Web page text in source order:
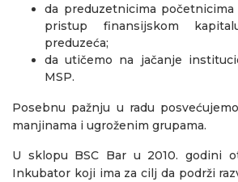
da preduzetnicima
pristup finansijskom
preduzeća;
da utičemo na jačanje
MSP.
Posebnu pažnju u radu
manjinama i ugroženim grupama.
U sklopu BSC Bar u 2010. godini
Inkubator koji ima za cilj da podrži